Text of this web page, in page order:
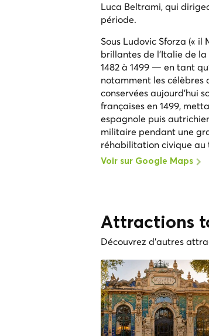
Luca Beltrami, qui
période.
Sous Ludovic Sforza (« il
brillantes de l'Italie de
1482 à 1499 — en tant
notamment les célèbres
conservées aujourd'hui
françaises en 1499,
espagnole puis
militaire pendant une
réhabilitation civique au
Voir sur Google Maps
Attractions
Découvrez d'autres